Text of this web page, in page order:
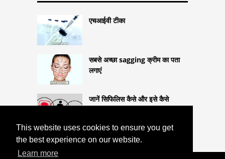
This website uses cookies to ensure you get
the best experience on our website.
Learn more
एचआईवी टीका
सबसे अच्छा sagging क्रीम का पता
लगाएं
जानें सिफिलिस कैसे और इसे कैसे